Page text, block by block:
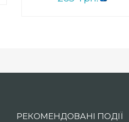
РЕКОМЕНДОВАНІ ПОДІЇ